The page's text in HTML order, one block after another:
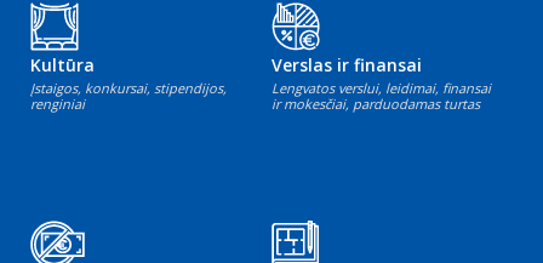
Kultūra
Įstaigos, konkursai, stipendijos,
renginiai
Verslas ir finansai
Lengvatos verslui, leidimai, finansai
ir mokesčiai, parduodamas turtas